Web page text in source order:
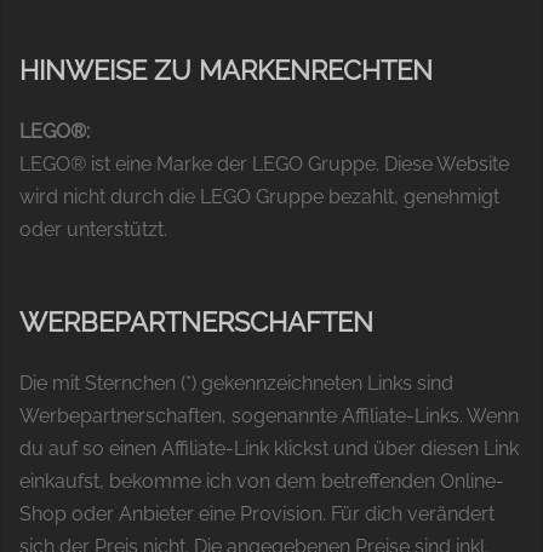
HINWEISE ZU MARKENRECHTEN
LEGO®:
LEGO® ist eine Marke der LEGO Gruppe. Diese Website
wird nicht durch die LEGO Gruppe bezahlt, genehmigt
oder unterstützt.
WERBEPARTNERSCHAFTEN
Die mit Sternchen (*) gekennzeichneten Links sind
Werbepartnerschaften, sogenannte Affiliate-Links. Wenn
du auf so einen Affiliate-Link klickst und über diesen Link
einkaufst, bekomme ich von dem betreffenden Online-
Shop oder Anbieter eine Provision. Für dich verändert
sich der Preis nicht. Die angegebenen Preise sind inkl.